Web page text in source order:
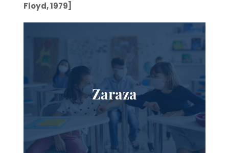
Floyd, 1979]
Zaraza